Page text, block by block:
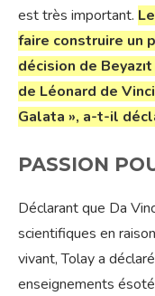
est très important.
faire construire un
décision de
de Léonard de
Galata », a-t-il
PASSION
Déclarant que Da
scientifiques en
vivant, Tolay a
enseignements